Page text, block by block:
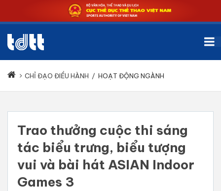
CHỈ ĐẠO ĐIỀU HÀNH / HOẠT ĐỘNG NGÀNH
Trao thưởng cuộc thi sáng
tác biểu trưng, biểu tượng
vui và bài hát ASIAN Indoor
Games 3